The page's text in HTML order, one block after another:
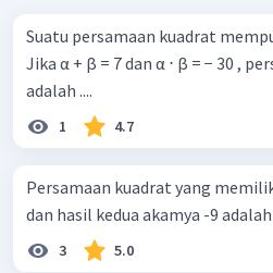
Suatu persamaan kuadrat
Jika α + β = 7 dan α ⋅ β = − 30 ,
adalah ....
1 4.7
Persamaan kuadrat yang
dan hasil kedua akamya -9 adalah
3 5.0